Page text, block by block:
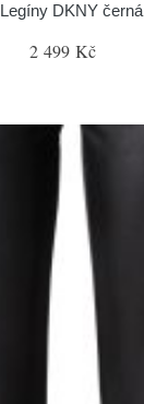
Legíny DKNY černá
2 499 Kč